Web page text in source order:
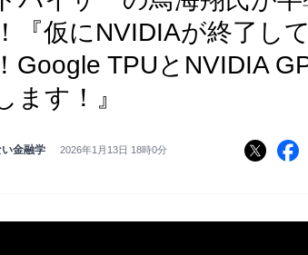
『仮にNVIDIAが終了し
Google TPUとNVIDIA
ます！』
金融学 2026年1月13日 18時0分